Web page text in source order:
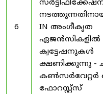
6
IN അംഗീകൃത
ഏജൻസികളിൽ
ക്വട്ടേഷനുകൾ
ക്ഷണിക്കുന്നു -
ഫോറസ്റ്റ്സ്